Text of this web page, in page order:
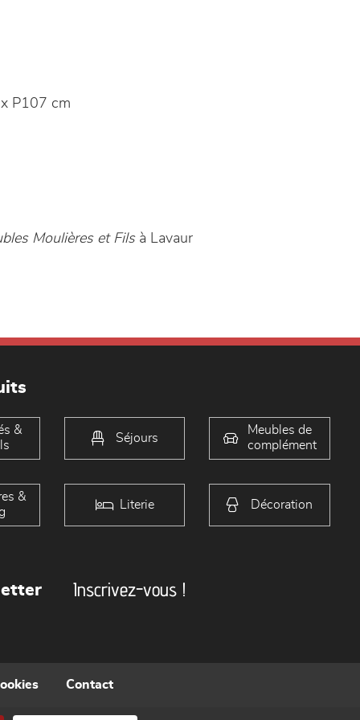
P107 cm
Moulières et Filsà Lavaur
&
Séjours
Meubles de
complément
&
Literie Décoration
Inscrivez-vous !
Contact